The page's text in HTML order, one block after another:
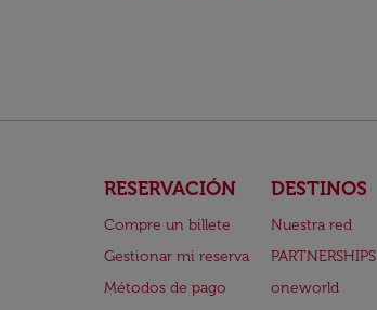
RESERVACIÓN
Compre un billete
Gestionar mi reserva
Métodos de pago
DESTINOS
Nuestra red
PARTNERSHIPS
oneworld